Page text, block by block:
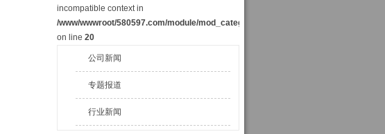
incompatible context in
/www/wwwroot/580597.com/module/mod_category_a.php
on line 20
公司新闻
专题报道
行业新闻